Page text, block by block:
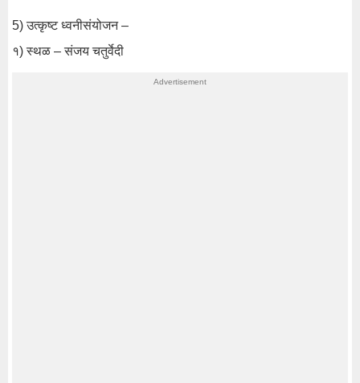
5) उत्कृष्ट ध्वनीसंयोजन –
१) स्थळ – संजय चतुर्वेदी